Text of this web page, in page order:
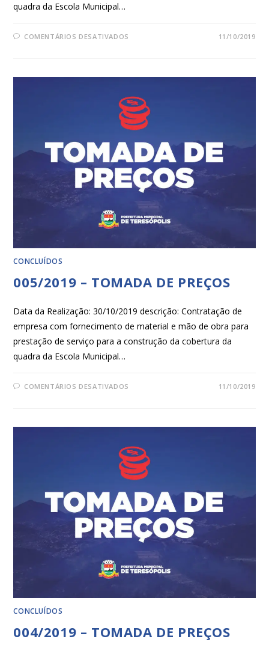
quadra da Escola Municipal…
COMENTÁRIOS DESATIVADOS 11/10/2019
CONCLUÍDOS
005/2019 – TOMADA DE PREÇOS
Data da Realização: 30/10/2019 descrição: Contratação de
empresa com fornecimento de material e mão de obra para
prestação de serviço para a construção da cobertura da
quadra da Escola Municipal…
COMENTÁRIOS DESATIVADOS 11/10/2019
CONCLUÍDOS
004/2019 – TOMADA DE PREÇOS